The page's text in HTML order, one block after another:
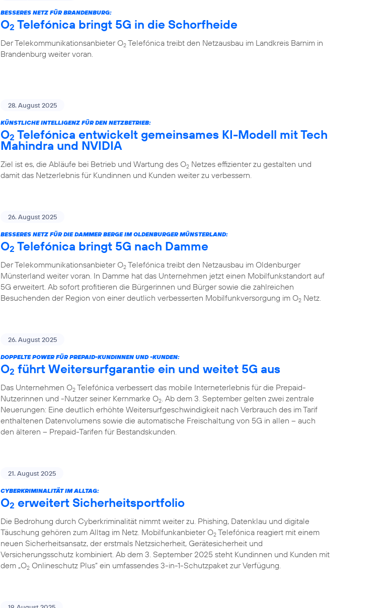
BESSERES NETZ FÜR BRANDENBURG:
O2 Telefónica bringt 5G in die Schorfheide
Der Telekommunikationsanbieter O2 Telefónica treibt den Netzausbau im Landkreis Barnim in
Brandenburg weiter voran.
28. August 2025
KÜNSTLICHE INTELLIGENZ FÜR DEN NETZBETRIEB:
O2 Telefónica entwickelt gemeinsames KI-Modell mit Tech
Mahindra und NVIDIA
Ziel ist es, die Abläufe bei Betrieb und Wartung des O2 Netzes effizienter zu gestalten und
damit das Netzerlebnis für Kundinnen und Kunden weiter zu verbessern.
26. August 2025
BESSERES NETZ FÜR DIE DAMMER BERGE IM OLDENBURGER MÜNSTERLAND:
O2 Telefónica bringt 5G nach Damme
Der Telekommunikationsanbieter O2 Telefónica treibt den Netzausbau im Oldenburger
Münsterland weiter voran. In Damme hat das Unternehmen jetzt einen Mobilfunkstandort auf
5G erweitert. Ab sofort profitieren die Bürgerinnen und Bürger sowie die zahlreichen
Besuchenden der Region von einer deutlich verbesserten Mobilfunkversorgung im O2 Netz.
26. August 2025
DOPPELTE POWER FÜR PREPAID-KUNDINNEN UND -KUNDEN:
O2 führt Weitersurfgarantie ein und weitet 5G aus
Das Unternehmen O2 Telefónica verbessert das mobile Interneterlebnis für die Prepaid-
Nutzerinnen und -Nutzer seiner Kernmarke O2. Ab dem 3. September gelten zwei zentrale
Neuerungen: Eine deutlich erhöhte Weitersurfgeschwindigkeit nach Verbrauch des im Tarif
enthaltenen Datenvolumens sowie die automatische Freischaltung von 5G in allen – auch
den älteren – Prepaid-Tarifen für Bestandskunden.
21. August 2025
CYBERKRIMINALITÄT IM ALLTAG:
O2 erweitert Sicherheitsportfolio
Die Bedrohung durch Cyberkriminalität nimmt weiter zu. Phishing, Datenklau und digitale
Täuschung gehören zum Alltag im Netz. Mobilfunkanbieter O2 Telefónica reagiert mit einem
neuen Sicherheitsansatz, der erstmals Netzsicherheit, Gerätesicherheit und
Versicherungsschutz kombiniert. Ab dem 3. September 2025 steht Kundinnen und Kunden mit
dem „O2 Onlineschutz Plus“ ein umfassendes 3-in-1-Schutzpaket zur Verfügung.